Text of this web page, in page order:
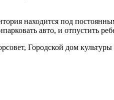
находится под
авто, и отпустить
Городской дом культуры